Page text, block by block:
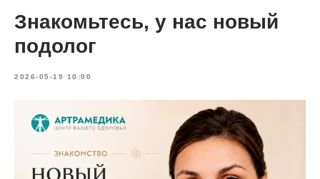
Знакомьтесь, у нас новый
подолог
2026-05-19 10:00